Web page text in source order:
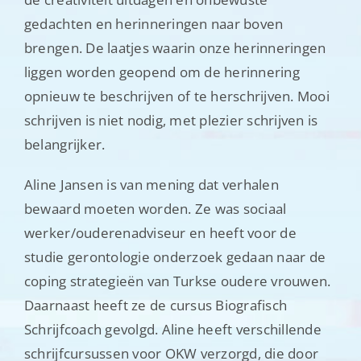
gedachten en herinneringen naar boven
brengen. De laatjes waarin onze herinneringen
liggen worden geopend om de herinnering
opnieuw te beschrijven of te herschrijven. Mooi
schrijven is niet nodig, met plezier schrijven is
belangrijker.
Aline Jansen is van mening dat verhalen
bewaard moeten worden. Ze was sociaal
werker/ouderenadviseur en heeft voor de
studie gerontologie onderzoek gedaan naar de
coping strategieën van Turkse oudere vrouwen.
Daarnaast heeft ze de cursus Biografisch
Schrijfcoach gevolgd. Aline heeft verschillende
schrijfcursussen voor OKW verzorgd, die door